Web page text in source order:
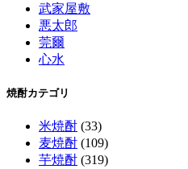
武家屋敷
悪太郎
莞爾
心水
焼酎カテゴリ
米焼酎 (33)
麦焼酎 (109)
芋焼酎 (319)